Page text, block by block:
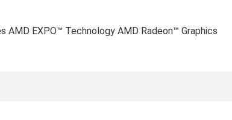
AMD EXPO™ Technology AMD Radeon™ Graphics